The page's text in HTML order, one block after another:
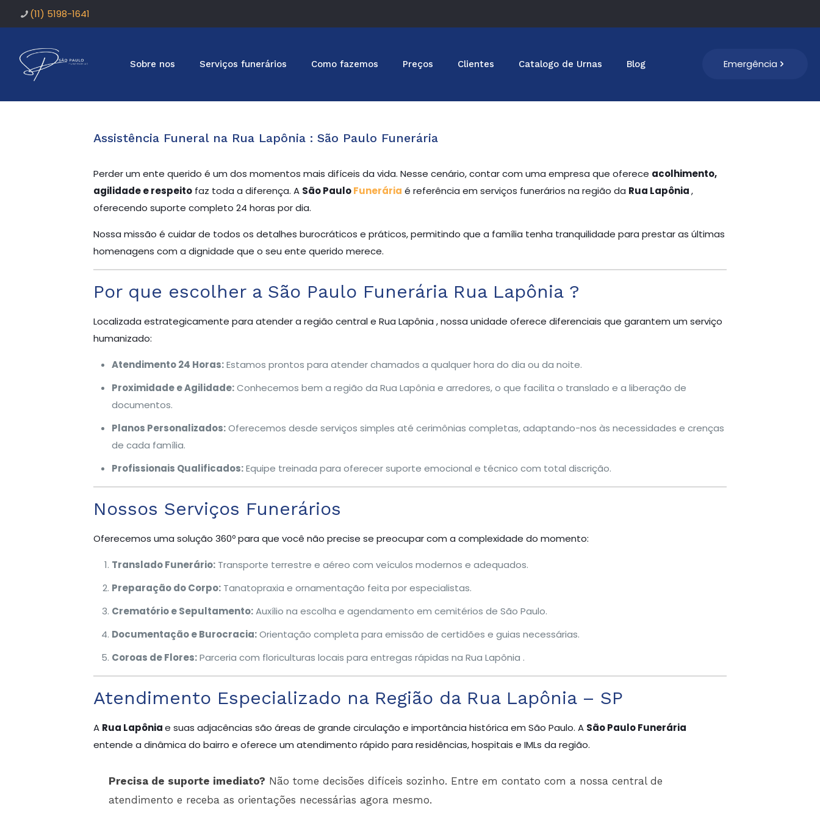
(11) 5198-1641
Sobre nos Serviços funerários Como fazemos Preços Clientes Catalogo de Urnas Blog Emergência
Assistência Funeral na Rua Lapônia : São Paulo Funerária
Perder um ente querido é um dos momentos mais difíceis da vida. Nesse cenário, contar com uma empresa que oferece acolhimento,
agilidade e respeitofaz toda a diferença. A São PauloFunerária é referência em serviços funerários na região da Rua Lapônia,
oferecendo suporte completo 24 horas por dia.
Nossa missão é cuidar de todos os detalhes burocráticos e práticos, permitindo que a família tenha tranquilidade para prestar as últimas
homenagens com a dignidade que o seu ente querido merece.
Por que escolher a São Paulo Funerária Rua Lapônia ?
Localizada estrategicamente para atender a região central e Rua Lapônia , nossa unidade oferece diferenciais que garantem um serviço
humanizado:
Atendimento 24 Horas:Estamos prontos para atender chamados a qualquer hora do dia ou da noite.
Proximidade e Agilidade:Conhecemos bem a região da Rua Lapônia e arredores, o que facilita o translado e a liberação de
documentos.
Planos Personalizados:Oferecemos desde serviços simples até cerimônias completas, adaptando-nos às necessidades e crenças
de cada família.
Profissionais Qualificados:Equipe treinada para oferecer suporte emocional e técnico com total discrição.
Nossos Serviços Funerários
Oferecemos uma solução 360º para que você não precise se preocupar com a complexidade do momento:
Translado Funerário:Transporte terrestre e aéreo com veículos modernos e adequados.
Preparação do Corpo:Tanatopraxia e ornamentação feita por especialistas.
Crematório e Sepultamento:Auxílio na escolha e agendamento em cemitérios de São Paulo.
Documentação e Burocracia:Orientação completa para emissão de certidões e guias necessárias.
Coroas de Flores:Parceria com floriculturas locais para entregas rápidas na Rua Lapônia .
Atendimento Especializado na Região da Rua Lapônia – SP
A Rua Lapôniae suas adjacências são áreas de grande circulação e importância histórica em São Paulo. A São Paulo Funerária
entende a dinâmica do bairro e oferece um atendimento rápido para residências, hospitais e IMLs da região.
Precisa de suporte imediato? Não tome decisões difíceis sozinho. Entre em contato com a nossa central de
atendimento e receba as orientações necessárias agora mesmo.